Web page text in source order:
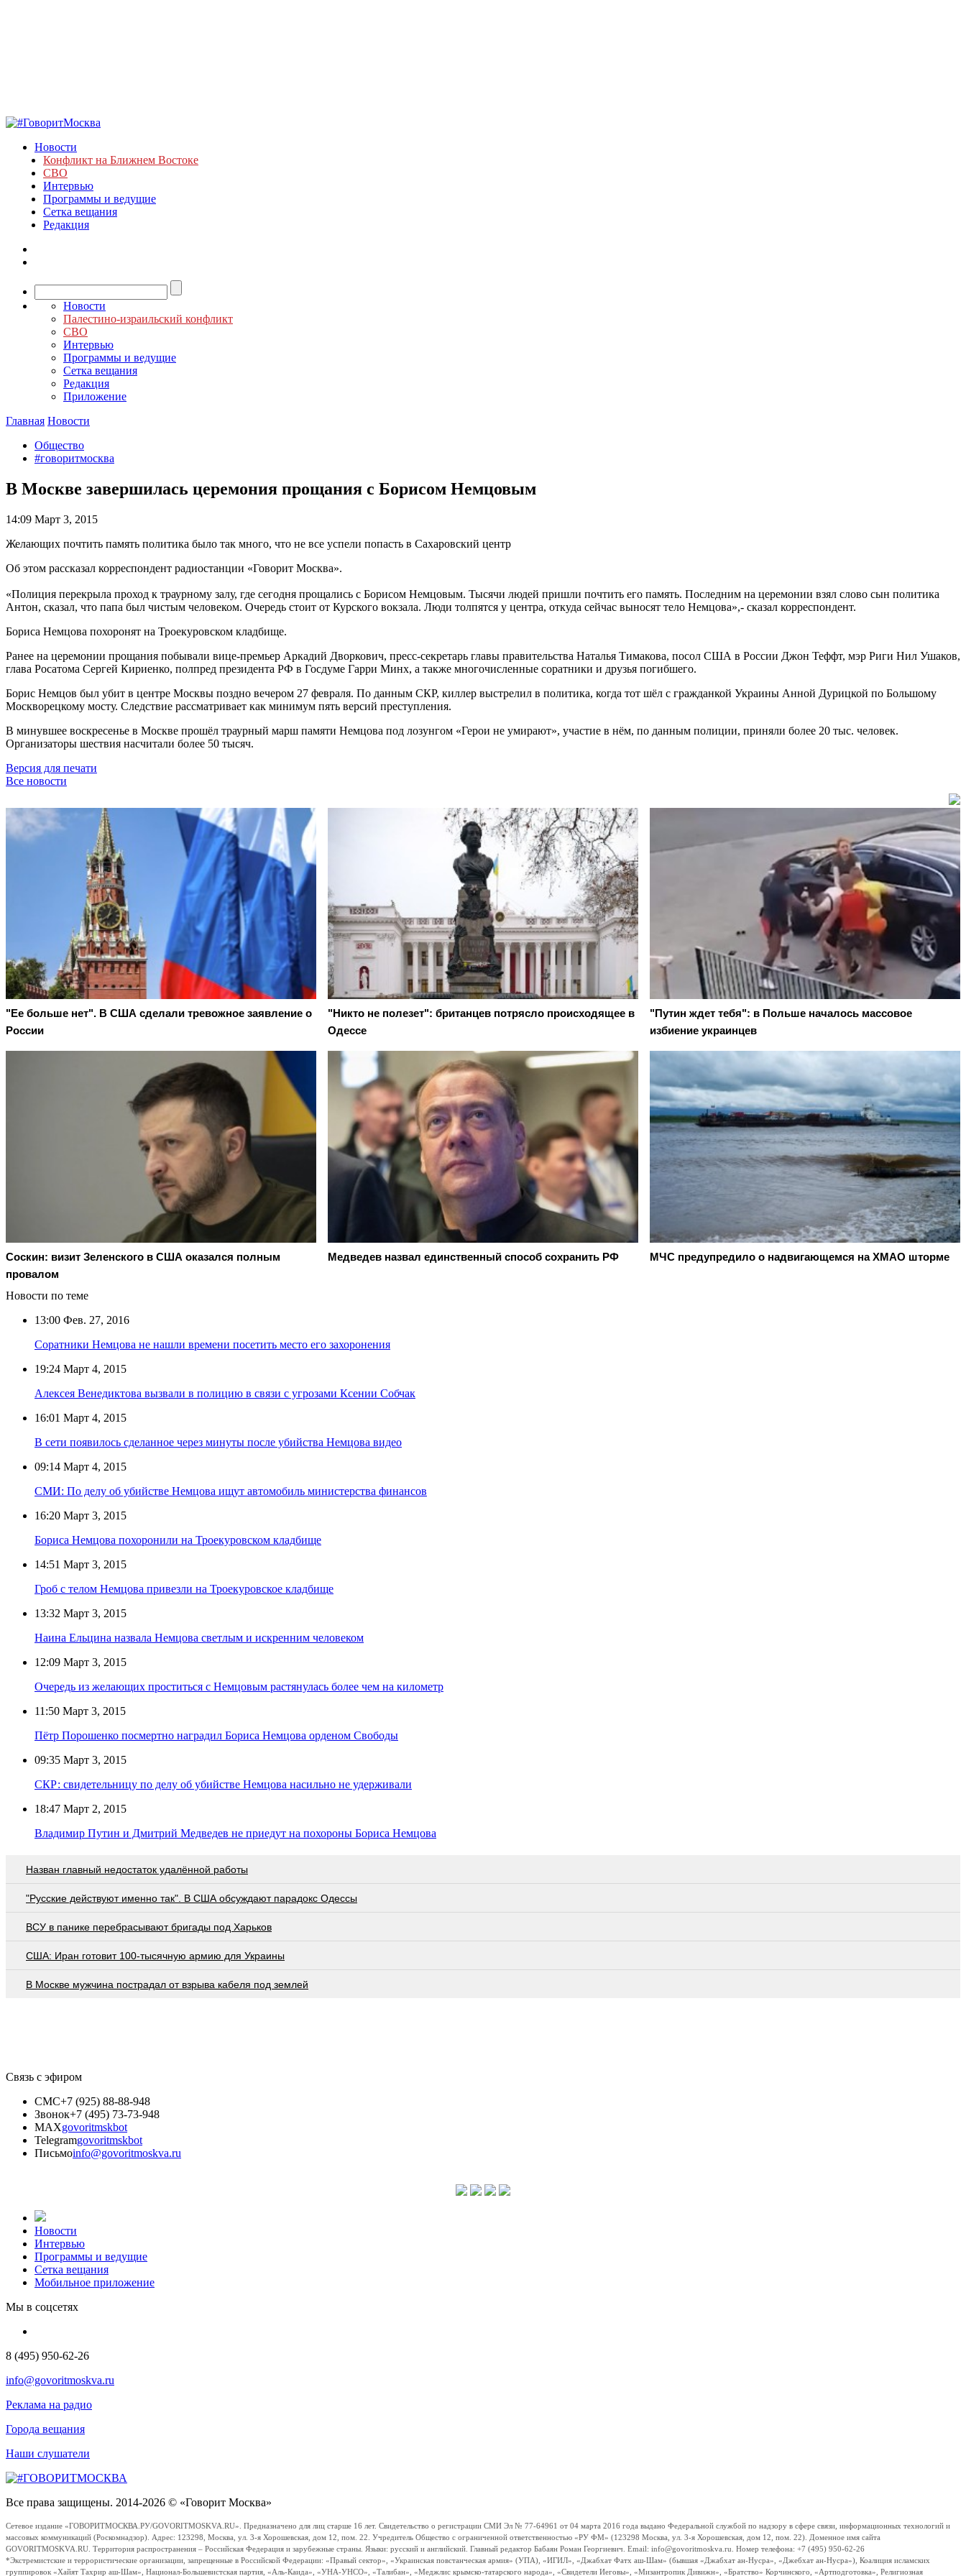
Новости
Конфликт на Ближнем Востоке
СВО
Интервью
Программы и ведущие
Сетка вещания
Редакция
Новости
Палестино-израильский конфликт
СВО
Интервью
Программы и ведущие
Сетка вещания
Редакция
Приложение
Главная Новости
Общество
#говоритмосква
В Москве завершилась церемония прощания с Борисом Немцовым
14:09 Март 3, 2015
Желающих почтить память политика было так много, что не все успели попасть в Сахаровский центр
Об этом рассказал корреспондент радиостанции «Говорит Москва».
«Полиция перекрыла проход к траурному залу, где сегодня прощались с Борисом Немцовым. Тысячи людей пришли почтить его память. Последним на церемонии взял слово сын политика
Антон, сказал, что папа был чистым человеком. Очередь стоит от Курского вокзала. Люди толпятся у центра, откуда сейчас выносят тело Немцова»,- сказал корреспондент.
Бориса Немцова похоронят на Троекуровском кладбище.
Ранее на церемонии прощания побывали вице-премьер Аркадий Дворкович, пресс-секретарь главы правительства Наталья Тимакова, посол США в России Джон Теффт, мэр Риги Нил Ушаков,
глава Росатома Сергей Кириенко, полпред президента РФ в Госдуме Гарри Минх, а также многочисленные соратники и друзья погибшего.
Борис Немцов был убит в центре Москвы поздно вечером 27 февраля. По данным СКР, киллер выстрелил в политика, когда тот шёл с гражданкой Украины Анной Дурицкой по Большому
Москворецкому мосту. Следствие рассматривает как минимум пять версий преступления.
В минувшее воскресенье в Москве прошёл траурный марш памяти Немцова под лозунгом «Герои не умирают», участие в нём, по данным полиции, приняли более 20 тыс. человек.
Организаторы шествия насчитали более 50 тысяч.
Версия для печати
Все новости
"Ее больше нет". В США сделали тревожное заявление о
России
"Никто не полезет": британцев потрясло происходящее в
Одессе
"Путин ждет тебя": в Польше началось массовое
избиение украинцев
Соскин: визит Зеленского в США оказался полным
провалом
Медведев назвал единственный способ сохранить РФ МЧС предупредило о надвигающемся на ХМАО шторме
Новости по теме
13:00 Фев. 27, 2016
Соратники Немцова не нашли времени посетить место его захоронения
19:24 Март 4, 2015
Алексея Венедиктова вызвали в полицию в связи с угрозами Ксении Собчак
16:01 Март 4, 2015
В сети появилось сделанное через минуты после убийства Немцова видео
09:14 Март 4, 2015
СМИ: По делу об убийстве Немцова ищут автомобиль министерства финансов
16:20 Март 3, 2015
Бориса Немцова похоронили на Троекуровском кладбище
14:51 Март 3, 2015
Гроб с телом Немцова привезли на Троекуровское кладбище
13:32 Март 3, 2015
Наина Ельцина назвала Немцова светлым и искренним человеком
12:09 Март 3, 2015
Очередь из желающих проститься с Немцовым растянулась более чем на километр
11:50 Март 3, 2015
Пётр Порошенко посмертно наградил Бориса Немцова орденом Свободы
09:35 Март 3, 2015
СКР: свидетельницу по делу об убийстве Немцова насильно не удерживали
18:47 Март 2, 2015
Владимир Путин и Дмитрий Медведев не приедут на похороны Бориса Немцова
Назван главный недостаток удалённой работы
"Русские действуют именно так". В США обсуждают парадокс Одессы
ВСУ в панике перебрасывают бригады под Харьков
США: Иран готовит 100-тысячную армию для Украины
В Москве мужчина пострадал от взрыва кабеля под землей
Связь с эфиром
СМС+7 (925) 88-88-948
Звонок+7 (495) 73-73-948
MAXgovoritmskbot
Telegramgovoritmskbot
Письмоinfo@govoritmoskva.ru
Новости
Интервью
Программы и ведущие
Сетка вещания
Мобильное приложение
Мы в соцсетях
8 (495) 950-62-26
info@govoritmoskva.ru
Реклама на радио
Города вещания
Наши слушатели
Все права защищены. 2014-2026 © «Говорит Москва»
Сетевое издание «ГОВОРИТМОСКВА.РУ/GOVORITMOSKVA.RU». Предназначено для лиц старше 16 лет. Свидетельство о регистрации СМИ Эл № 77-64961 от 04 марта 2016 года выдано Федеральной службой по надзору в сфере связи, информационных технологий и
массовых коммуникаций (Роскомнадзор). Адрес: 123298, Москва, ул. 3-я Хорошевская, дом 12, пом. 22. Учредитель Общество с ограниченной ответственностью «РУ ФМ» (123298 Москва, ул. 3-я Хорошевская, дом 12, пом. 22). Доменное имя сайта
GOVORITMOSKVA.RU. Территория распространения – Российская Федерация и зарубежные страны. Языки: русский и английский. Главный редактор Бабаян Роман Георгиевич. Email: info@govoritmoskva.ru. Номер телефона: +7 (495) 950-62-26
*Экстремистские и террористические организации, запрещенные в Российской Федерации: «Правый сектор», «Украинская повстанческая армия» (УПА), «ИГИЛ», «Джабхат Фатх аш-Шам» (бывшая «Джабхат ан-Нусра», «Джебхат ан-Нусра»), Коалиция исламских
группировок «Хайят Тахрир аш-Шам», Национал-Большевистская партия, «Аль-Каида», «УНА-УНСО», «Талибан», «Меджлис крымско-татарского народа», «Свидетели Иеговы», «Мизантропик Дивижн», «Братство» Корчинского, «Артподготовка», Религиозная